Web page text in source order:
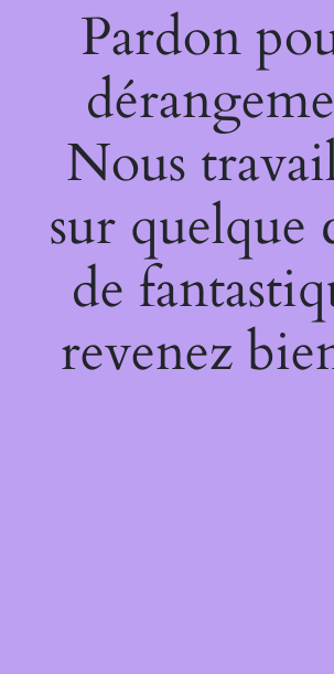
Pardon
Nous
sur quelque
de
revenez